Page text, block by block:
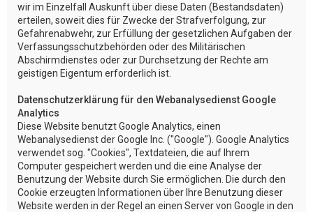
wir im Einzelfall Auskunft über diese Daten (Bestandsdaten)
erteilen, soweit dies für Zwecke der Strafverfolgung, zur
Gefahrenabwehr, zur Erfüllung der gesetzlichen Aufgaben der
Verfassungsschutzbehörden oder des Militärischen
Abschirmdienstes oder zur Durchsetzung der Rechte am
geistigen Eigentum erforderlich ist.
Datenschutzerklärung für den Webanalysedienst Google
Analytics
Diese Website benutzt Google Analytics, einen
Webanalysedienst der Google Inc. ("Google"). Google Analytics
verwendet sog. "Cookies", Textdateien, die auf Ihrem
Computer gespeichert werden und die eine Analyse der
Benutzung der Website durch Sie ermöglichen. Die durch den
Cookie erzeugten Informationen über Ihre Benutzung dieser
Website werden in der Regel an einen Server von Google in den